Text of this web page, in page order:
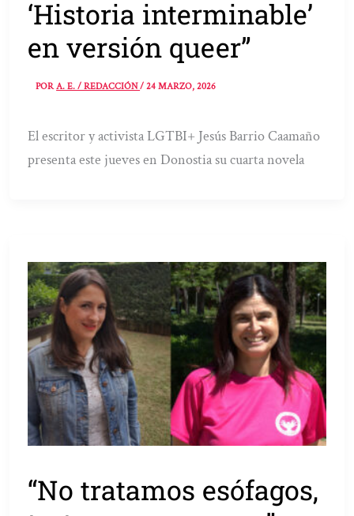
‘Historia interminable’
en versión queer”
PORA. E. / REDACCIÓN/24 MARZO, 2026
El escritor y activista LGTBI+ Jesús Barrio Caamaño
presenta este jueves en Donostia su cuarta novela
“No tratamos esófagos,